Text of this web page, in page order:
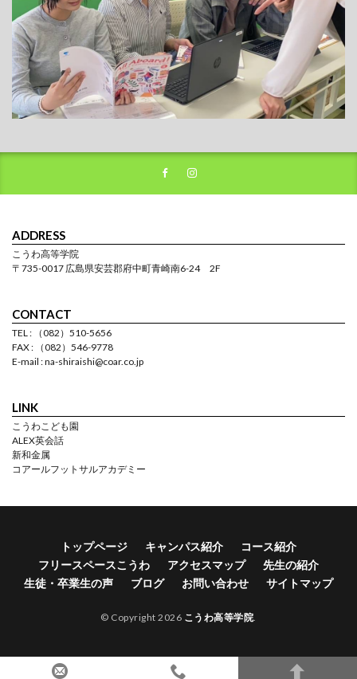
ADDRESS
こうわ高等学院
〒735-0017 広島県安芸郡府中町青崎南6-24 2F
CONTACT
TEL : （082）510-5656
FAX : （082）546-9778
E-mail : na-shiraishi@coar.co.jp
LINK
こうわこども園
ALEX英会話
新和金属
コアールフットサルアカデミー
トップページ キャンパス紹介
コース紹介
フリースペースこうわ
アクセスマップ
先生の紹介
生徒・卒業生の声
ブログ お問い合わせ サイトマップ
© Copyright 2026 こうわ高等学院.